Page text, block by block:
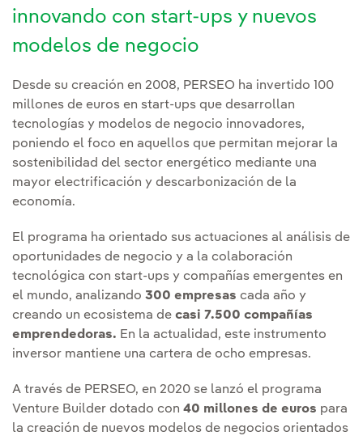
innovando con start-ups y nuevos
modelos de negocio
Desde su creación en 2008, PERSEO ha invertido 100
millones de euros en start-ups que desarrollan
tecnologías y modelos de negocio innovadores,
poniendo el foco en aquellos que permitan mejorar la
sostenibilidad del sector energético mediante una
mayor electrificación y descarbonización de la
economía.
El programa ha orientado sus actuaciones al análisis de
oportunidades de negocio y a la colaboración
tecnológica con start-ups y compañías emergentes en
el mundo, analizando 300 empresas cada año y
creando un ecosistema de casi 7.500 compañías
emprendedoras. En la actualidad, este instrumento
inversor mantiene una cartera de ocho empresas.
A través de PERSEO, en 2020 se lanzó el programa
Venture Builder dotado con 40 millones de euros para
la creación de nuevos modelos de negocios orientados